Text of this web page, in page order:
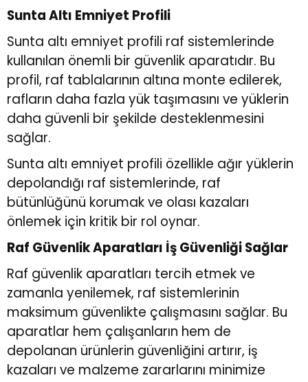
Sunta Altı Emniyet Profili
Sunta altı emniyet profili raf sistemlerinde
kullanılan önemli bir güvenlik aparatıdır. Bu
profil, raf tablalarının altına monte edilerek,
rafların daha fazla yük taşımasını ve yüklerin
daha güvenli bir şekilde desteklenmesini
sağlar.
Sunta altı emniyet profili özellikle ağır yüklerin
depolandığı raf sistemlerinde, raf
bütünlüğünü korumak ve olası kazaları
önlemek için kritik bir rol oynar.
Raf Güvenlik Aparatları İş Güvenliği Sağlar
Raf güvenlik aparatları tercih etmek ve
zamanla yenilemek, raf sistemlerinin
maksimum güvenlikte çalışmasını sağlar. Bu
aparatlar hem çalışanların hem de
depolanan ürünlerin güvenliğini artırır, iş
kazaları ve malzeme zararlarını minimize